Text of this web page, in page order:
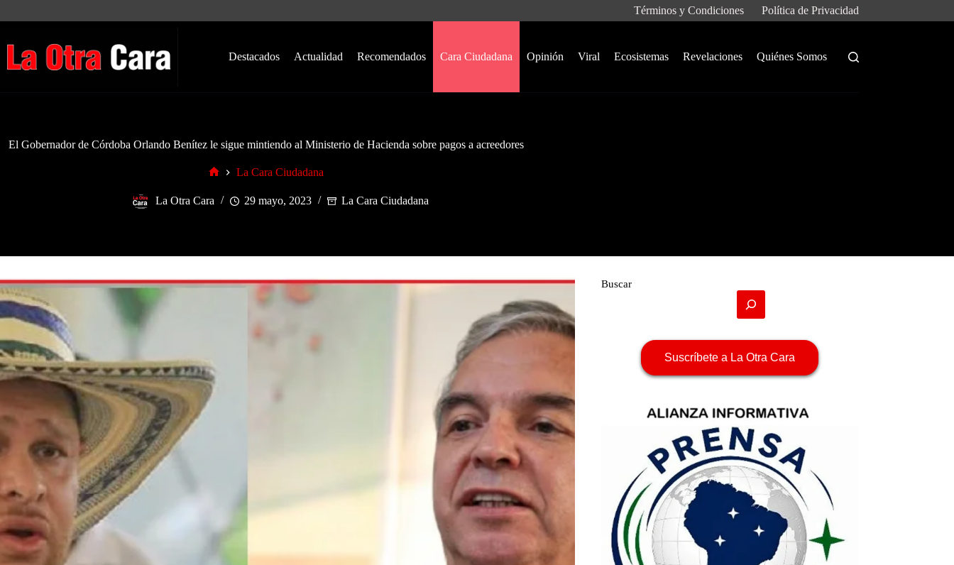
Términos y Condiciones Política de Privacidad
Destacados Actualidad Recomendados Cara Ciudadana Opinión Viral Ecosistemas Revelaciones Quiénes Somos
El Gobernador de Córdoba Orlando Benítez le sigue mintiendo al Ministerio de Hacienda sobre pagos a acreedores
La Cara Ciudadana
La Otra Cara 29 mayo, 2023 La Cara Ciudadana
Buscar
Suscríbete a La Otra Cara